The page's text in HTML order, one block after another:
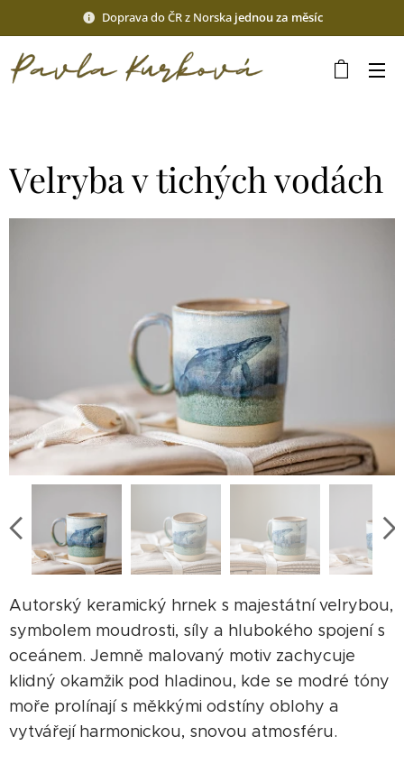
Doprava do ČR z Norska jednou za měsíc
Velryba v tichých vodách
Autorský keramický hrnek s majestátní velrybou,
symbolem moudrosti, síly a hlubokého spojení s
oceánem. Jemně malovaný motiv zachycuje
klidný okamžik pod hladinou, kde se modré tóny
moře prolínají s měkkými odstíny oblohy a
vytvářejí harmonickou, snovou atmosféru.